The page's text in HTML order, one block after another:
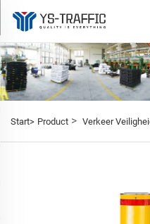
Start> Product > Verkeer